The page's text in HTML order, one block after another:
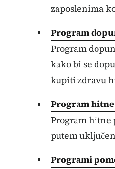
zaposlenima
Program
Program
kako bi se
kupiti zdravu
Program
Program hitne
putem
Programi